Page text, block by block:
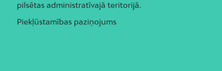
pilsētas administratīvajā teritorijā.
Piekļūstamības paziņojums